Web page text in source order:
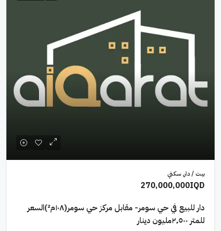
بيت / دار, سكني
270,000,000IQD
دار للبيع في حي سومر- مقابل مركز حي سومر(١٠٨م²)السعر
للمتر ٢٬٥٠٠مليون دينار